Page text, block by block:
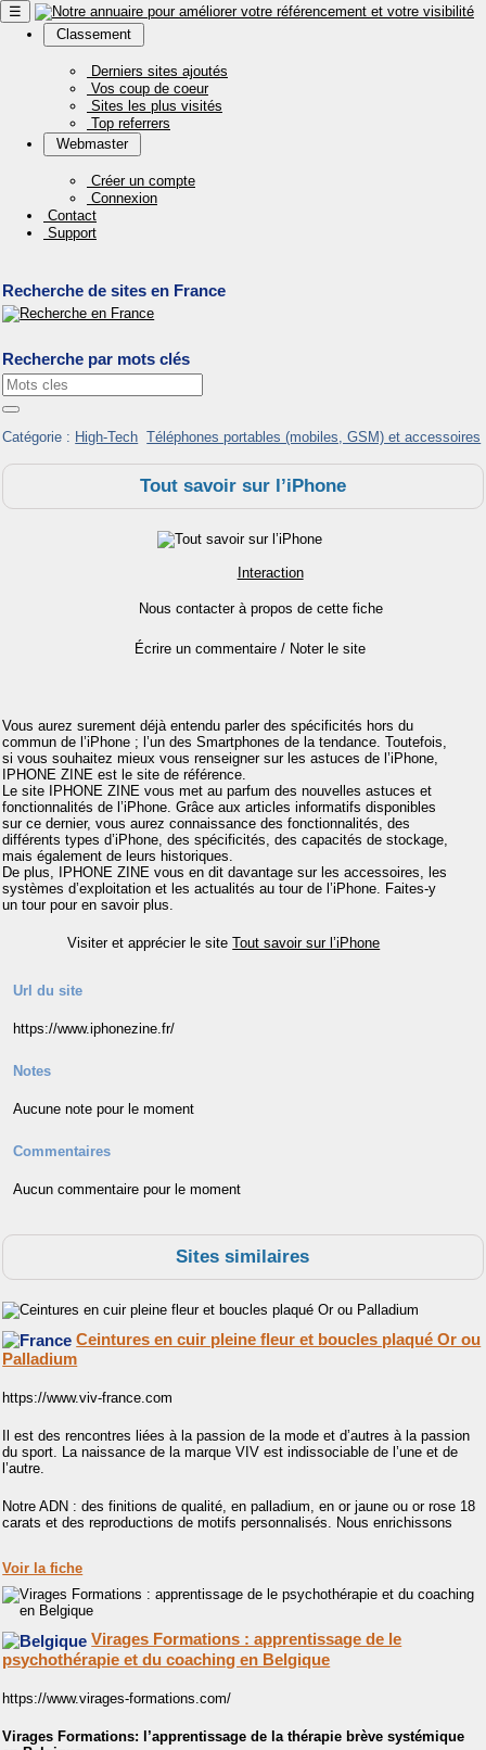
☰
Classement
Derniers sites ajoutés
Vos coup de coeur
Sites les plus visités
Top referrers
Webmaster
Créer un compte
Connexion
Contact
Support
Recherche de sites en France
Recherche par mots clés
Catégorie : High-Tech Téléphones portables (mobiles, GSM) et accessoires
Tout savoir sur l’iPhone
Interaction
Nous contacter à propos de cette fiche
Écrire un commentaire / Noter le site
Vous aurez surement déjà entendu parler des spécificités hors du
commun de l’iPhone ; l’un des Smartphones de la tendance. Toutefois,
si vous souhaitez mieux vous renseigner sur les astuces de l’iPhone,
IPHONE ZINE est le site de référence.
Le site IPHONE ZINE vous met au parfum des nouvelles astuces et
fonctionnalités de l’iPhone. Grâce aux articles informatifs disponibles
sur ce dernier, vous aurez connaissance des fonctionnalités, des
différents types d’iPhone, des spécificités, des capacités de stockage,
mais également de leurs historiques.
De plus, IPHONE ZINE vous en dit davantage sur les accessoires, les
systèmes d’exploitation et les actualités au tour de l’iPhone. Faites-y
un tour pour en savoir plus.
Visiter et apprécier le siteTout savoir sur l’iPhone
Url du site
https://www.iphonezine.fr/
Notes
Aucune note pour le moment
Commentaires
Aucun commentaire pour le moment
Sites similaires
Ceintures en cuir pleine fleur et boucles plaqué Or ou
Palladium
https://www.viv-france.com
Il est des rencontres liées à la passion de la mode et d’autres à la passion
du sport. La naissance de la marque VIV est indissociable de l’une et de
l’autre.
Notre ADN : des finitions de qualité, en palladium, en or jaune ou or rose 18
carats et des reproductions de motifs personnalisés. Nous enrichissons
Voir la fiche
Virages Formations : apprentissage de le
psychothérapie et du coaching en Belgique
https://www.virages-formations.com/
Virages Formations: l’apprentissage de la thérapie brève systémique